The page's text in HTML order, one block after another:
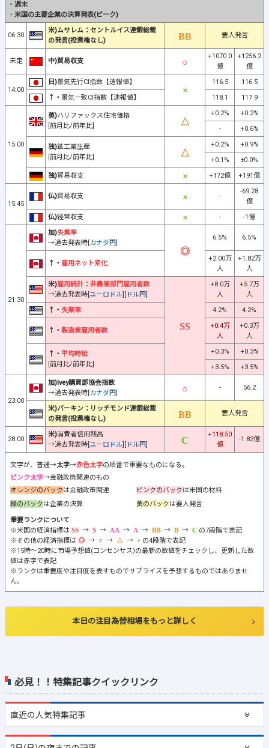
必見！！特集記事クイックリンク
直近の人気特集記事
・ 週末
・ 米国の主要企業の決算発表(ピーク)
06:30
米)ムサレム：セントルイス連銀総裁
の発言(投票権なし)
要人発言
未定 中)貿易収支
+1070.0
億
+1256.2
億
14:00
日)景気先行CI指数【速報値】 116.5
116.5
↑・ 景気一致CI指数【速報値】 118.1 117.9
15:00
英)ハリファックス住宅価格
[前月比/前年比]
+0.2%
+0.2%
-
+0.6%
独)鉱工業生産
[前月比/前年比]
+0.2%
+0.9%
+0.1%
±0.0%
独)貿易収支 +172億 +191億
15:45
仏)貿易収支 -
-69.28
億
仏)経常収支 - -1億
21:30
加)失業率
→過去発表時[ カナダ円
6.5% 6.5%
↑・ 雇用ネット変化
+2.00万
人
+1.82万
人
米)雇用統計 ： 非農業部門雇用者数
→過去発表時[ ユーロドル ドル円
+8.0万
人
+5.7万
人
↑・ 失業率 4.2% 4.2%
↑・ 製造業雇用者数
+0.4万
人
+0.3万
人
↑・ 平均時給
[前月比/前年比]
+0.3%
+0.3%
+3.5%
+3.5%
23:00
加)Ivey購買部協会指数
→過去発表時[ カナダ円
- 56.2
米)バーキン：リッチモンド連銀総裁
の発言(投票権なし)
要人発言
28:00
米)消費者信用残高
→過去発表時[ ユーロドル ドル円
+118.50
億
-1.82億
文字が、普通→太字→赤色太字の順番で重要なものになる。
ピンク太字→金融政策関連のもの
オレンジのバックは金融政策関連 ピンクのバックは米国の材料
緑のバックは企業の決算 黄のバックは要人発言
重要ランクについて
※米国の経済指標は
→ → → → → →
の7段階で表記
※その他の経済指標は
→ → →
の4段階で表記
※15時～20時に市場予想値(コンセンサス)の最新の数値をチェックし、更新した数
値は赤字で表記
※ランクは重要度や注目度を表すものでサプライズを予想するものではありませ
ん。
本日の注目為替相場をもっと詳しく